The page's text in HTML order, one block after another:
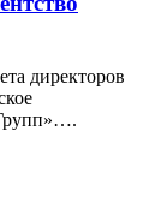
директоров